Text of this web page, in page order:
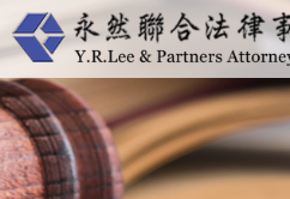
跳
至
主
要
內
容